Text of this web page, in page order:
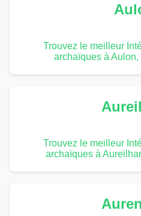
Trouvez le meilleur
archaïques à
Trouvez le meilleur
archaïques à